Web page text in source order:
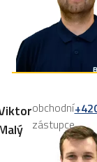
obchodní
zástupce